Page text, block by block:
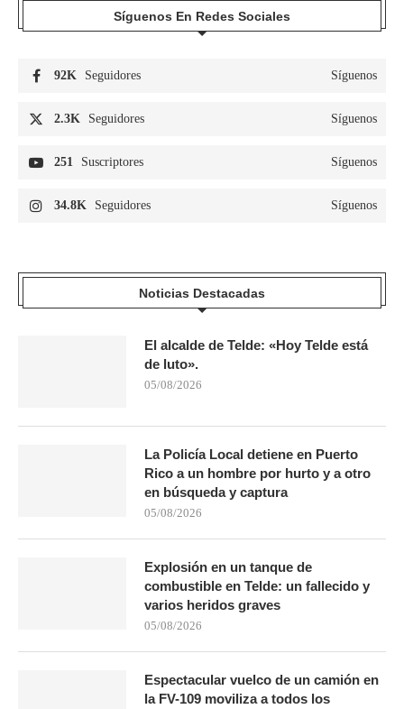
Síguenos En Redes Sociales
92K Seguidores Síguenos
2.3K Seguidores Síguenos
251 Suscriptores Síguenos
34.8K Seguidores Síguenos
Noticias Destacadas
El alcalde de Telde: «Hoy Telde está
de luto».
05/08/2026
La Policía Local detiene en Puerto
Rico a un hombre por hurto y a otro
en búsqueda y captura
05/08/2026
Explosión en un tanque de
combustible en Telde: un fallecido y
varios heridos graves
05/08/2026
Espectacular vuelco de un camión en
la FV-109 moviliza a todos los